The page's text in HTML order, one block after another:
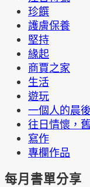
珍饌
護膚保養
堅持
緣起
商賈之家
生活
遊玩
一個人的晨後
往日情懷，
寫作
專欄作品
每月書單分享